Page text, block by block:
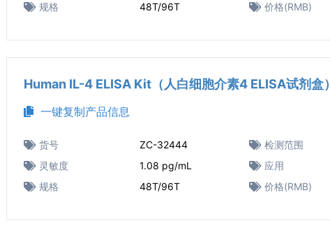
规格
48T/96T 价格(RMB)
Human IL-4 ELISA Kit（人白细胞介素4 ELISA试剂盒）
一键复制产品信息
货号 ZC-32444 检测范围
灵敏度
1.08 pg/mL 应用
规格
48T/96T 价格(RMB)